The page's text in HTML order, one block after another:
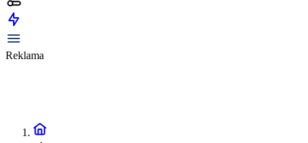
Reklama